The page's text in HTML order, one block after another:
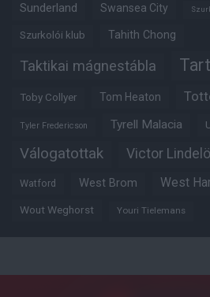
Sunderland Swansea City
Szurkolói klub Tahith Chong
Taktikai mágnestábla
Toby Collyer Tom Heaton
Tyler Fredericson Tyrell Malacia
Válogatottak Victor
Watford West Brom West
Wout Weghorst Youri Tielemans